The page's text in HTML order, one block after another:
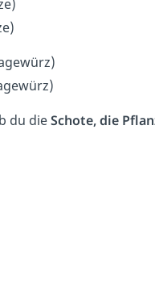
du dieSchote, die